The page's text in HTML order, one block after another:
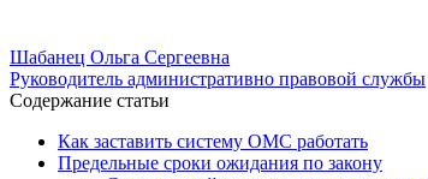
Шабанец Ольга Сергеевна
Руководитель административно правовой службы
Содержание статьи
Как заставить систему ОМС работать
Предельные сроки ожидания по закону